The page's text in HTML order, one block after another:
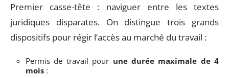
Premier casse-tête : naviguer entre les textes
juridiques disparates. On distingue trois grands
dispositifs pour régir l’accès au marché du travail :
Permis de travail pour une durée maximale de 4
mois :